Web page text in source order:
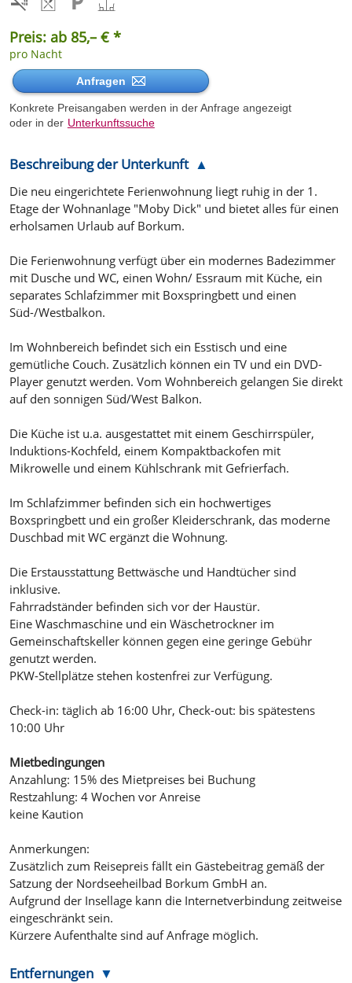
Preis: ab 85,– € *
pro Nacht
Anfragen
Konkrete Preisangaben werden in der Anfrage angezeigt
oder in der Unterkunftssuche
Beschreibung der Unterkunft
Die neu eingerichtete Ferienwohnung liegt ruhig in der 1.
Etage der Wohnanlage "Moby Dick" und bietet alles für einen
erholsamen Urlaub auf Borkum.
Die Ferienwohnung verfügt über ein modernes Badezimmer
mit Dusche und WC, einen Wohn/ Essraum mit Küche, ein
separates Schlafzimmer mit Boxspringbett und einen
Süd-/Westbalkon.
Im Wohnbereich befindet sich ein Esstisch und eine
gemütliche Couch. Zusätzlich können ein TV und ein DVD-
Player genutzt werden. Vom Wohnbereich gelangen Sie direkt
auf den sonnigen Süd/West Balkon.
Die Küche ist u.a. ausgestattet mit einem Geschirrspüler,
Induktions-Kochfeld, einem Kompaktbackofen mit
Mikrowelle und einem Kühlschrank mit Gefrierfach.
Im Schlafzimmer befinden sich ein hochwertiges
Boxspringbett und ein großer Kleiderschrank, das moderne
Duschbad mit WC ergänzt die Wohnung.
Die Erstausstattung Bettwäsche und Handtücher sind
inklusive.
Fahrradständer befinden sich vor der Haustür.
Eine Waschmaschine und ein Wäschetrockner im
Gemeinschaftskeller können gegen eine geringe Gebühr
genutzt werden.
PKW-Stellplätze stehen kostenfrei zur Verfügung.
Check-in: täglich ab 16:00 Uhr, Check-out: bis spätestens
10:00 Uhr
Mietbedingungen
Anzahlung: 15% des Mietpreises bei Buchung
Restzahlung: 4 Wochen vor Anreise
keine Kaution
Anmerkungen:
Zusätzlich zum Reisepreis fällt ein Gästebeitrag gemäß der
Satzung der Nordseeheilbad Borkum GmbH an.
Aufgrund der Insellage kann die Internetverbindung zeitweise
eingeschränkt sein.
Kürzere Aufenthalte sind auf Anfrage möglich.
Entfernungen